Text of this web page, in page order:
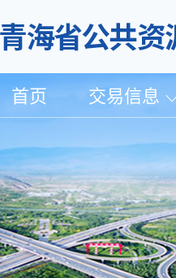
首页 交易信息